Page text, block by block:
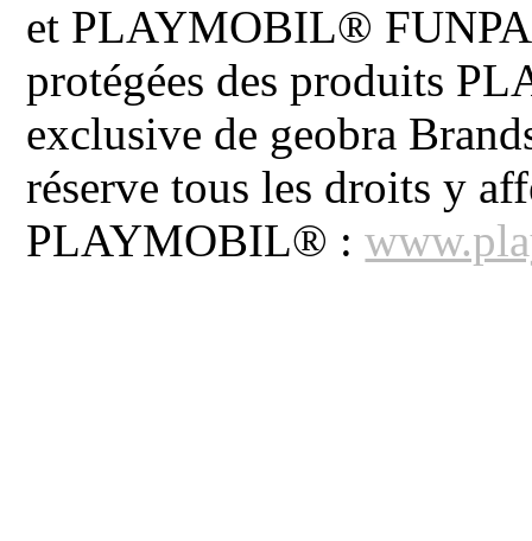
et PLAYMOBIL®
protégées des produits
exclusive de geobra
réserve tous les droits y
PLAYMOBIL® :